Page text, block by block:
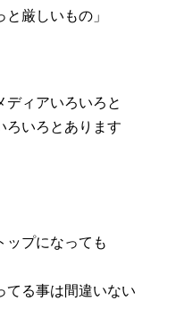
厳しいもの」
ディアいろいろと
ろいろとあります
ップになっても
てる事は間違いない